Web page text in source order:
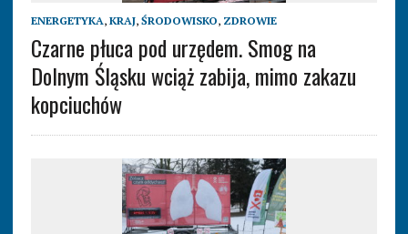
ENERGETYKA, KRAJ, ŚRODOWISKO, ZDROWIE
Czarne płuca pod urzędem. Smog na
Dolnym Śląsku wciąż zabija, mimo zakazu
kopciuchów